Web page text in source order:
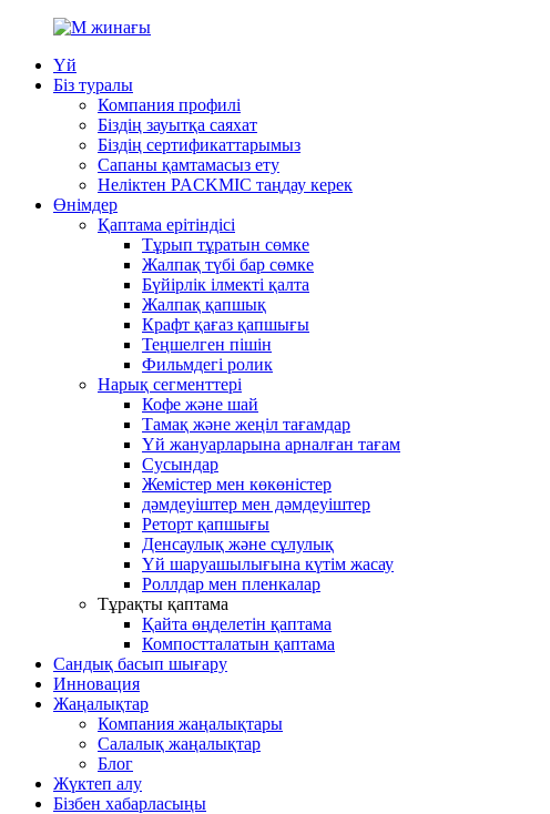
Үй
Біз туралы
Компания профилі
Біздің зауытқа саяхат
Біздің сертификаттарымыз
Сапаны қамтамасыз ету
Неліктен PACKMIC таңдау керек
Өнімдер
Қаптама ерітіндісі
Тұрып тұратын сөмке
Жалпақ түбі бар сөмке
Бүйірлік ілмекті қалта
Жалпақ қапшық
Крафт қағаз қапшығы
Теңшелген пішін
Фильмдегі ролик
Нарық сегменттері
Кофе және шай
Тамақ және жеңіл тағамдар
Үй жануарларына арналған тағам
Сусындар
Жемістер мен көкөністер
дәмдеуіштер мен дәмдеуіштер
Реторт қапшығы
Денсаулық және сұлулық
Үй шаруашылығына күтім жасау
Роллдар мен пленкалар
Тұрақты қаптама
Қайта өңделетін қаптама
Компостталатын қаптама
Сандық басып шығару
Инновация
Жаңалықтар
Компания жаңалықтары
Салалық жаңалықтар
Блог
Жүктеп алу
Бізбен хабарласыңы